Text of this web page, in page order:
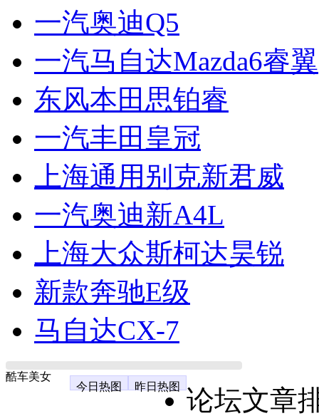
一汽奥迪Q5
一汽马自达Mazda6睿翼
东风本田思铂睿
一汽丰田皇冠
上海通用别克新君威
一汽奥迪新A4L
上海大众斯柯达昊锐
新款奔驰E级
马自达CX-7
酷车美女
今日热图
昨日热图
论坛文章